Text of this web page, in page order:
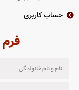
حساب کاربری